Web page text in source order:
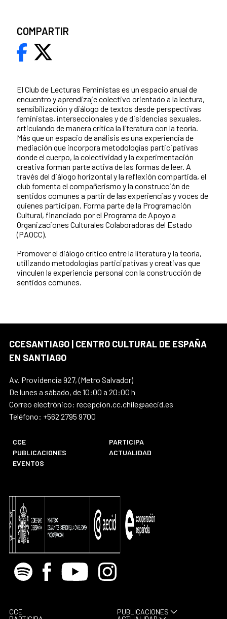
El Club de Lecturas Feministas es un espacio anual de
encuentro y aprendizaje colectivo orientado a la lectura,
sensibilización y diálogo de textos desde perspectivas
feministas, interseccionales y de disidencias sexuales,
articulando de manera crítica la literatura con la teoría.
Más que un espacio de análisis es una experiencia de
mediación que incorpora metodologías participativas
donde el cuerpo, la colectividad y la experimentación
creativa forman parte activa de las formas de leer. A
través del diálogo horizontal y la reflexión compartida, el
club fomenta el compañerismo y la construcción de
sentidos comunes a partir de las experiencias y voces de
quienes participan. Forma parte de la Programación
Cultural, financiado por el Programa de Apoyo a
Organizaciones Culturales Colaboradoras del Estado
(PAOCC).
Promover el diálogo crítico entre la literatura y la teoría,
utilizando metodologías participativas y creativas que
vinculen la experiencia personal con la construcción de
sentidos comunes.
COMPARTIR
CCESANTIAGO | CENTRO CULTURAL DE ESPAÑA
EN SANTIAGO
Av. Providencia 927, (Metro Salvador)
De lunes a sábado, de 10:00 a 20:00 h
Correo electrónico: recepcion.cc.chile@aecid.es
Teléfono: +562 2795 9700
CCE
PARTICIPA
PUBLICACIONES
ACTUALIDAD
EVENTOS
Spotify Facebook
Youtube Instagram
CCE
PUBLICACIONES